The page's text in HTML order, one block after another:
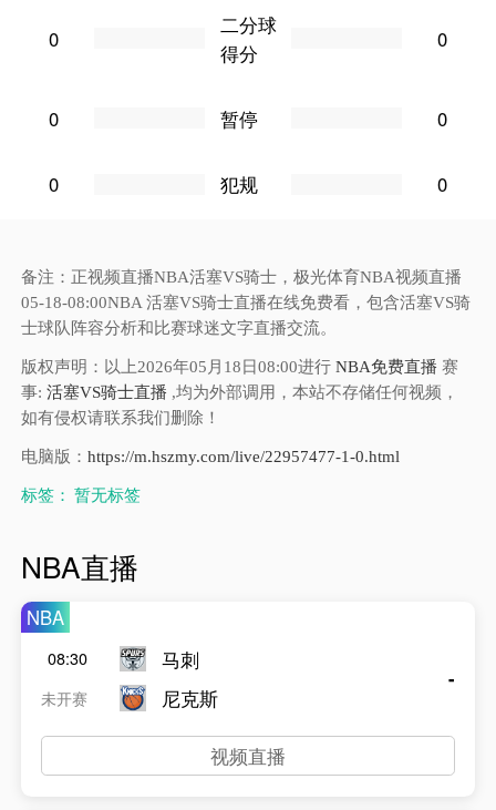
0
二分球
得分
0
0 暂停 0
0 犯规 0
备注：正视频直播NBA活塞VS骑士，极光体育NBA视频直播
05-18-08:00NBA 活塞VS骑士直播在线免费看，包含活塞VS骑
士球队阵容分析和比赛球迷文字直播交流。
版权声明：以上2026年05月18日08:00进行NBA免费直播 赛
事:活塞VS骑士直播 ,均为外部调用，本站不存储任何视频，
如有侵权请联系我们删除！
电脑版：https://m.hszmy.com/live/22957477-1-0.html
标签： 暂无标签
NBA直播
NBA
08:30
未开赛
马刺
尼克斯
-
视频直播